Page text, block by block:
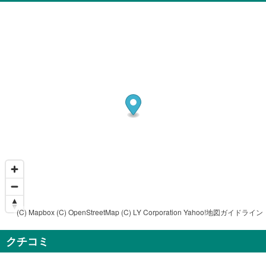
(C) Mapbox (C) OpenStreetMap (C) LY Corporation Yahoo!地図ガイドライン
クチコミ